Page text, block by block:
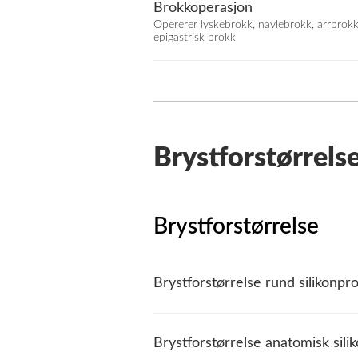
Brokkoperasjon
Opererer lyskebrokk, navlebrokk,
epigastrisk brokk
Brystforstørrelse
Brystforstørrelse rund
Brystforstørrelse anatomisk